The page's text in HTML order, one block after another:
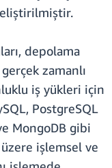
depolama
zamanlı
iş yükleri için
PostgreSQL
MongoDB gibi
işlemsel ve